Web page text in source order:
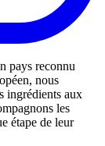
pays reconnu
nous
ingrédients aux
les
étape de leur